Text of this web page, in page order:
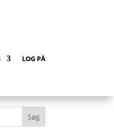
LOG PÅ